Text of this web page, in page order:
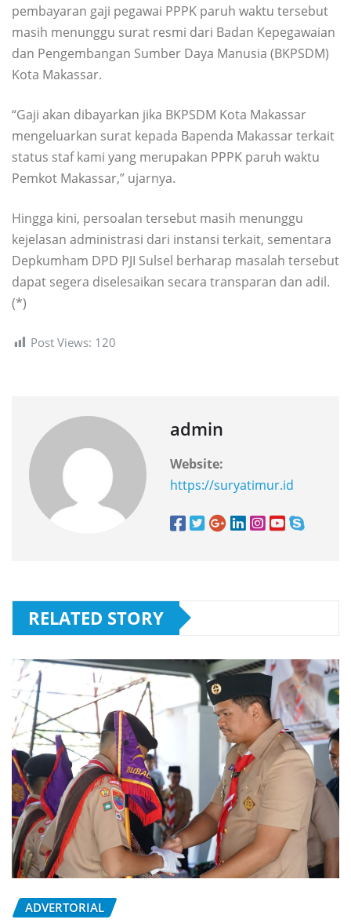
pembayaran gaji pegawai PPPK paruh waktu tersebut
masih menunggu surat resmi dari Badan Kepegawaian
dan Pengembangan Sumber Daya Manusia (BKPSDM)
Kota Makassar.
“Gaji akan dibayarkan jika BKPSDM Kota Makassar
mengeluarkan surat kepada Bapenda Makassar terkait
status staf kami yang merupakan PPPK paruh waktu
Pemkot Makassar,” ujarnya.
Hingga kini, persoalan tersebut masih menunggu
kejelasan administrasi dari instansi terkait, sementara
Depkumham DPD PJI Sulsel berharap masalah tersebut
dapat segera diselesaikan secara transparan dan adil.
(*)
Post Views: 120
admin
Website:
https://suryatimur.id
RELATED STORY
ADVERTORIAL